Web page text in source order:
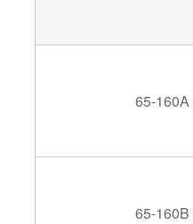
65-160A
65-160B